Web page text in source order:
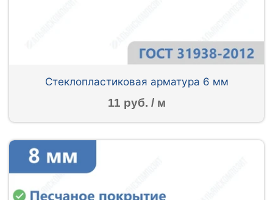
Стеклопластиковая арматура 6 мм
11 руб. / м